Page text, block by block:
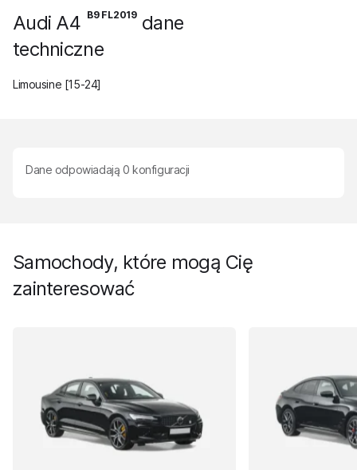
Audi A4 B9 FL2019dane
techniczne
Limousine [15-24]
Dane odpowiadają 0 konfiguracji
Samochody, które mogą Cię
zainteresować